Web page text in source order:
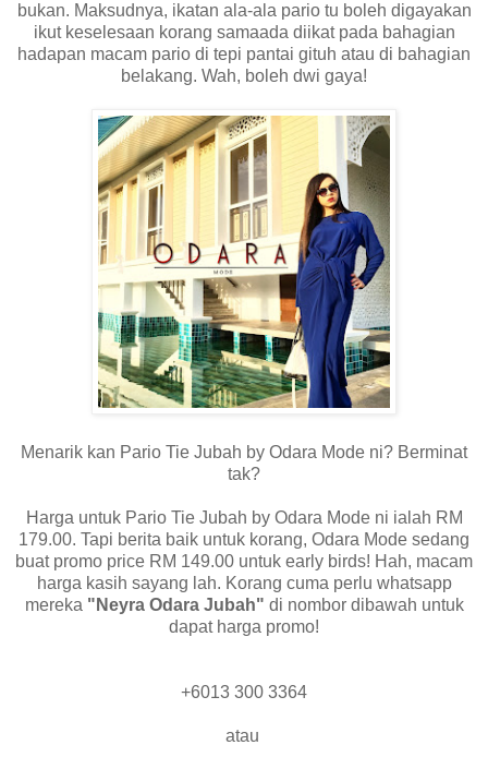
bukan. Maksudnya, ikatan ala-ala pario tu boleh digayakan
ikut keselesaan korang samaada diikat pada bahagian
hadapan macam pario di tepi pantai gituh atau di bahagian
belakang. Wah, boleh dwi gaya!
Menarik kan Pario Tie Jubah by Odara Mode ni? Berminat
tak?
Harga untuk Pario Tie Jubah by Odara Mode ni ialah RM
179.00. Tapi berita baik untuk korang, Odara Mode sedang
buat promo price RM 149.00 untuk early birds! Hah, macam
harga kasih sayang lah. Korang cuma perlu whatsapp
mereka "Neyra Odara Jubah" di nombor dibawah untuk
dapat harga promo!
+6013 300 3364
atau